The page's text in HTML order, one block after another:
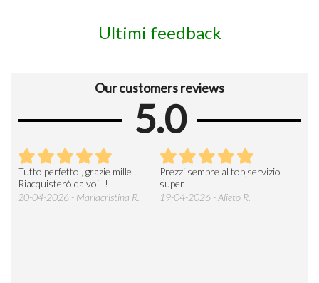
Ultimi feedback
Our customers reviews
5.0
Tutto perfetto , grazie mille .
Riacquisterò da voi !!
20-04-2026 - Mariacristina R.
Prezzi sempre al top,servizio
super
19-04-2026 - Alieto R.